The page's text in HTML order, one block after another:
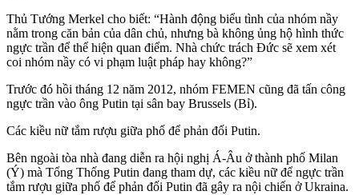
Thủ Tướng Merkel cho biết: “Hành động biểu tình của nhóm nầy
nằm trong căn bản của dân chủ, nhưng bà không ủng hộ hình thức
ngực trần để thể hiện quan điểm. Nhà chức trách Đức sẽ xem xét
coi nhóm nầy có vi phạm luật pháp hay không?”
Trước đó hồi tháng 12 năm 2012, nhóm FEMEN cũng đã tấn công
ngực trần vào ông Putin tại sân bay Brussels (Bỉ).
Các kiều nữ tắm rượu giữa phố để phản đối Putin.
Bên ngoài tòa nhà đang diễn ra hội nghị Á-Âu ở thành phố Milan
(Ý) mà Tổng Thống Putin đang tham dự, các kiều nữ để ngực trần
tắm rượu giữa phố để phản đối Putin đã gây ra nội chiến ở Ukraina.